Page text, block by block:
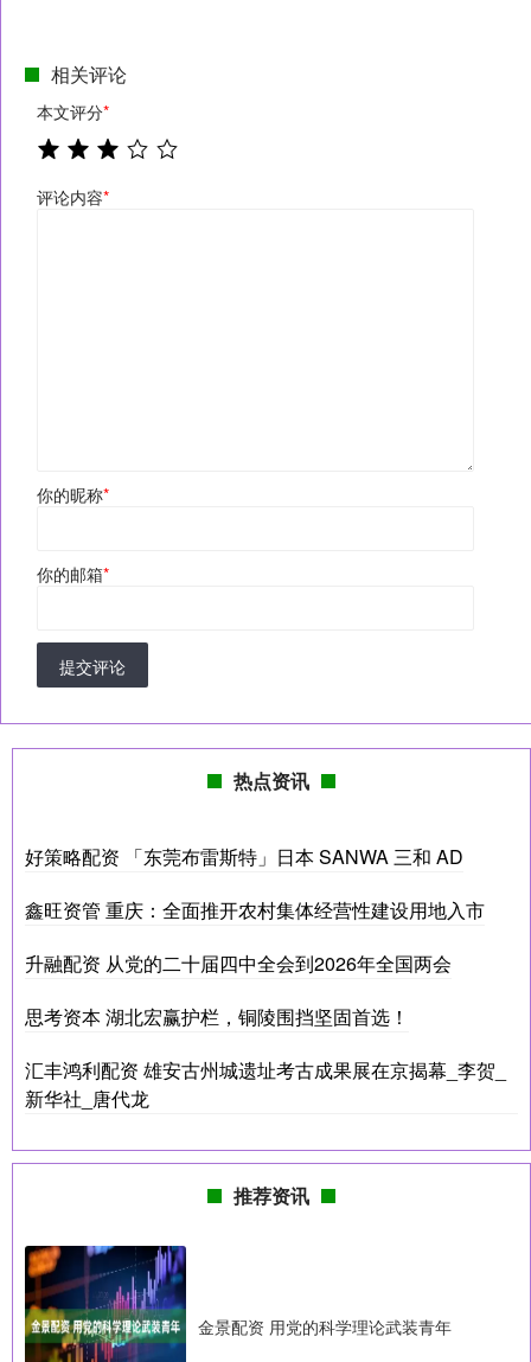
相关评论
本文评分*
评论内容*
你的昵称*
你的邮箱*
提交评论
热点资讯
好策略配资 「东莞布雷斯特」日本 SANWA 三和 AD
鑫旺资管 重庆：全面推开农村集体经营性建设用地入市
升融配资 从党的二十届四中全会到2026年全国两会
思考资本 湖北宏赢护栏，铜陵围挡坚固首选！
汇丰鸿利配资 雄安古州城遗址考古成果展在京揭幕_李贺_
新华社_唐代龙
推荐资讯
金景配资 用党的科学理论武装青年